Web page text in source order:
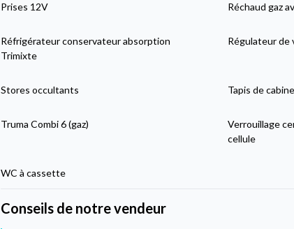
Prises 12V Réchaud gaz
Réfrigérateur conservateur absorption
Trimixte
Régulateur de
Stores occultants Tapis de cabine
Truma Combi 6 (gaz)
Verrouillage
cellule
WC à cassette
Conseils de notre vendeur